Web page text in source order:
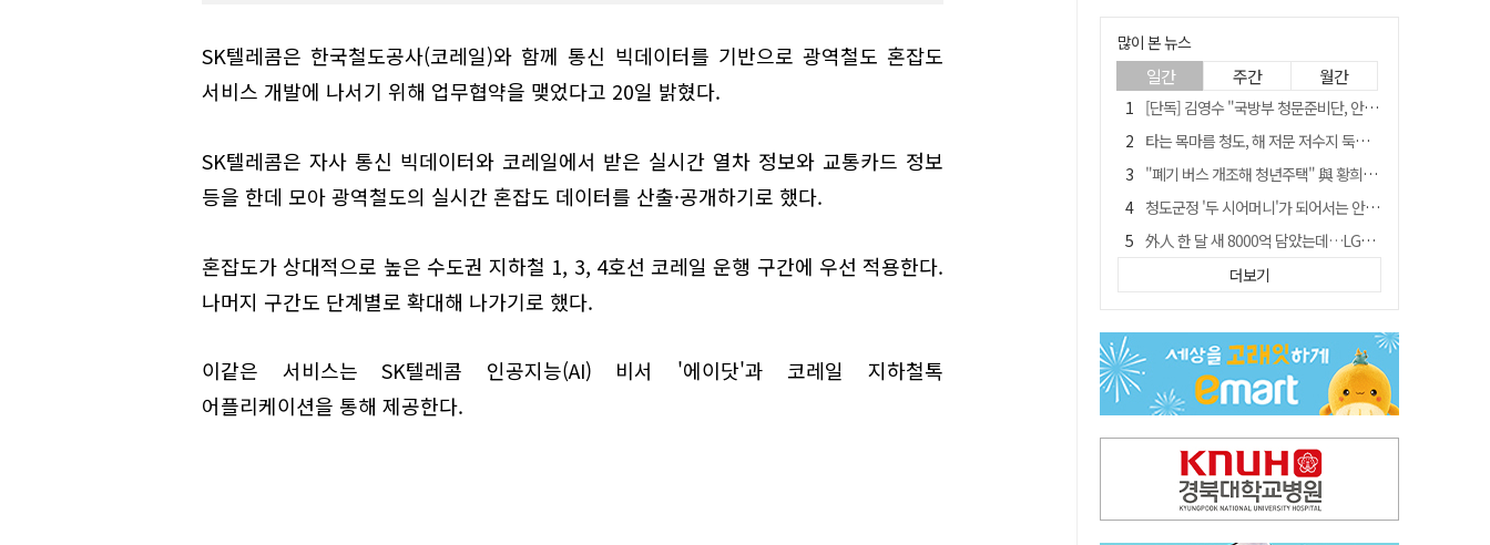
SK텔레콤은 한국철도공사(코레일)와 함께 통신 빅데이터를 기반으로 광역철도 혼잡도
서비스 개발에 나서기 위해 업무협약을 맺었다고 20일 밝혔다.
SK텔레콤은 자사 통신 빅데이터와 코레일에서 받은 실시간 열차 정보와 교통카드 정보
등을 한데 모아 광역철도의 실시간 혼잡도 데이터를 산출·공개하기로 했다.
혼잡도가 상대적으로 높은 수도권 지하철 1, 3, 4호선 코레일 운행 구간에 우선 적용한다.
나머지 구간도 단계별로 확대해 나가기로 했다.
이같은 서비스는 SK텔레콤 인공지능(AI) 비서 '에이닷'과 코레일 지하철톡
어플리케이션을 통해 제공한다.
많이 본 뉴스
일간 주간 월간
[단독] 김영수 "국방부 청문준비단, 안규백 탈영 알고있었다"
타는 목마름 청도, 해 저문 저수지 둑에 군수가 서 있었다
"폐기 버스 개조해 청년주택" 與 황희…'딸 학비는 年 4200만원'
청도군정 '두 시어머니'가 되어서는 안된다
外人 한 달 새 8000억 담았는데…LG이노텍 목표주가는 왜 엇갈릴까
임시휴업 들어갔던 홈플러스 영주점, 7일 영업 재개…지하 1층만 운영
SK하이닉스, 주당 375원 분기 배당 공시…"3분기 중 주주환원 방안 확정"
이의준 전 경북도 새마을봉사과장, 제28대 울릉군 부군수 취임
"상법개정해도 주주가 '봉'"…하이닉스 솔리다임 상장설에 술렁[개미와글와글]
더보기